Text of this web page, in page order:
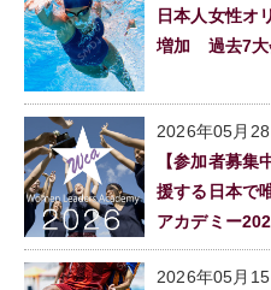
日本人女性オ
増加 過去7大
2026年05月28
【参加者募
援する日本で
アカデミー
2026年05月15